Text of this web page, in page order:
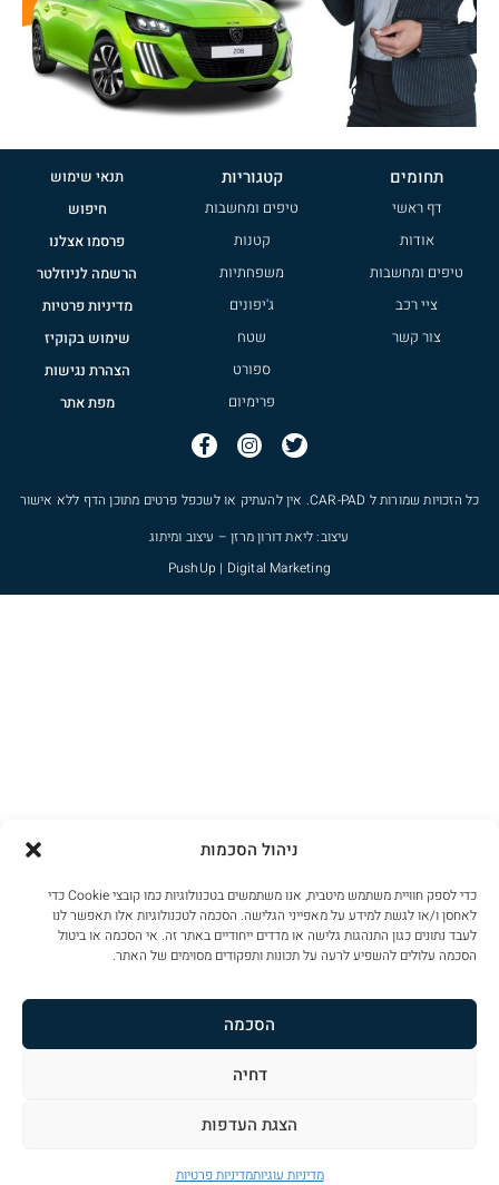
ניהול הסכמות
כדי לספק חוויית משתמש מיטבית, אנו משתמשים בטכנולוגיות כמו קובצי Cookie כדי
לאחסן ו/או לגשת למידע על מאפייני הגלישה. הסכמה לטכנולוגיות אלו תאפשר לנו
לעבד נתונים כגון התנהגות גלישה או מדדים ייחודיים באתר זה. אי הסכמה או ביטול
הסכמה עלולים להשפיע לרעה על תכונות ותפקודים מסוימים של האתר.
הסכמה
דחיה
הצגת העדפות
מדיניות עוגיותמדיניות פרטיות
תחומים
דף ראשי
אודות
טיפים ומחשבות
ציי רכב
צור קשר
קטגוריות
טיפים ומחשבות
קטנות
משפחתיות
ג'יפונים
שטח
ספורט
פרימיום
תנאי שימוש
חיפוש
פרסמו אצלנו
הרשמה לניוזלטר
מדיניות פרטיות
שימוש בקוקיז
הצהרת נגישות
מפת אתר
כל הזכויות שמורות ל CAR-PAD. אין להעתיק או לשכפל פרטים מתוכן הדף ללא אישור
עיצוב: ליאת דורון מרזן – עיצוב ומיתוג
PushUp | Digital Marketing